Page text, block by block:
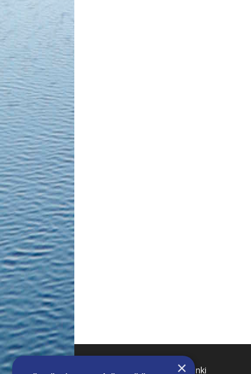
Käenkuja 8 A 47 00500 Helsinki
×